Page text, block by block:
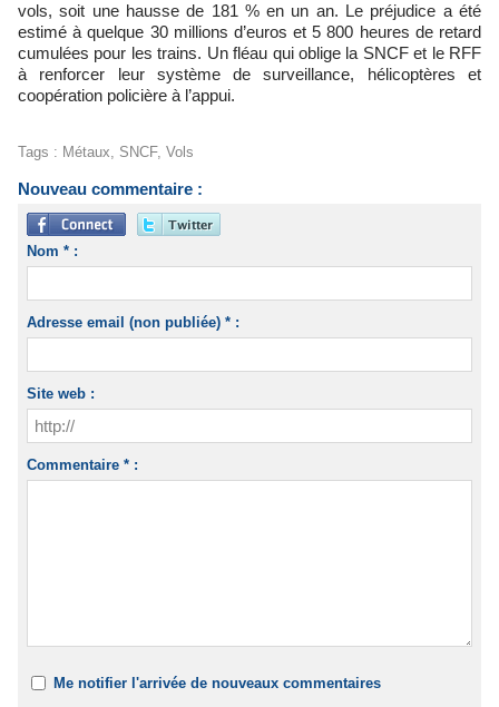
vols, soit une hausse de 181 % en un an. Le préjudice a été
estimé à quelque 30 millions d’euros et 5 800 heures de retard
cumulées pour les trains. Un fléau qui oblige la SNCF et le RFF
à renforcer leur système de surveillance, hélicoptères et
coopération policière à l’appui.
Tags : Métaux, SNCF, Vols
Nouveau commentaire :
Nom * :
Adresse email (non publiée) * :
Site web :
Commentaire * :
Me notifier l'arrivée de nouveaux commentaires